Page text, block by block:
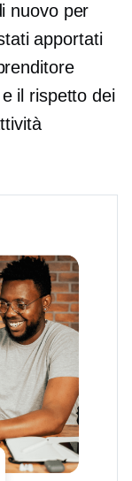
nuovo per
apportati
il rispetto dei